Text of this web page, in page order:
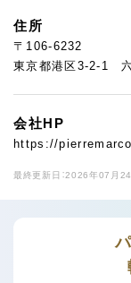
住所
〒106-6232
東京都港区3-2-1
会社HP
https://
最終更新日：2026年07月24